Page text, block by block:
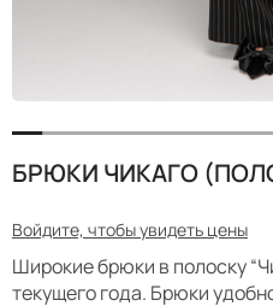
БРЮКИ ЧИКАГО
Войдите, чтобы увидеть цены
Широкие брюки в полоску
текущего года. Брюки